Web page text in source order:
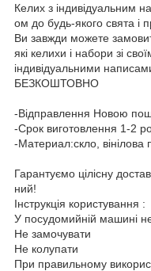
Келих з індивідуальним
ом до будь-якого свята і
Ви завжди можете
які келихи і набори зі
індивідуальними
БЕЗКОШТОВНО
-Відправлення Новою
-Срок виготовлення 1-2
-Материал:скло, вінілова
Гарантуємо цілісну
ний!
Інструкція користування :
У посудомийній машині
Не замочувати
Не колупати
При правильному